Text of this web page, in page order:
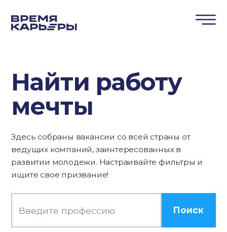
Найти работу
мечты
Здесь собраны вакансии со всей страны от
ведущих компаний, заинтересованных в
развитии молодежи. Настраивайте фильтры и
ищите свое призвание!
Поиск